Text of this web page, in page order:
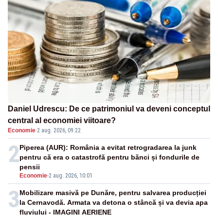
Daniel Udrescu: De ce patrimoniul va deveni conceptul
central al economiei viitoare?
Economie·2 aug. 2026, 09:22
2
Economie-2 aug. 2026, 10:01
Piperea (AUR): România a evitat retrogradarea la junk
pentru că era o catastrofă pentru bănci și fondurile de
pensii
3Mobilizare masivă pe Dunăre, pentru salvarea producției
la Cernavodă. Armata va detona o stâncă și va devia apa
fluviului - IMAGINI AERIENE